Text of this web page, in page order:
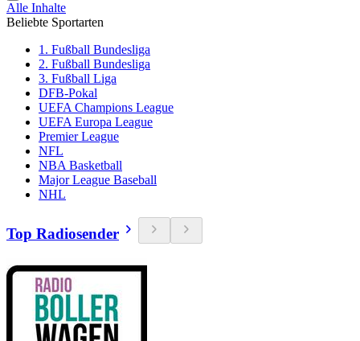
Alle Inhalte
Beliebte Sportarten
1. Fußball Bundesliga
2. Fußball Bundesliga
3. Fußball Liga
DFB-Pokal
UEFA Champions League
UEFA Europa League
Premier League
NFL
NBA Basketball
Major League Baseball
NHL
Top Radiosender